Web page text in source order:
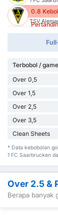
0.8
TSV
Terbobol / game
Over 0,5
Over 1,5
Over 2,5
Over 3,5
Clean Sheets
* Data kebobolan
1 FC Saarbrucken
Over 2.5 &
Berapa banyak